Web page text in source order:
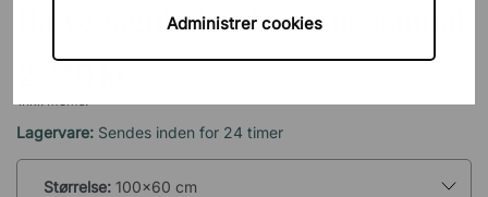
Administrer cookies
Hæve sænkebord - Professional
inkl. moms.
Lagervare: Sendes inden for 24 timer
Størrelse: 100x60 cm